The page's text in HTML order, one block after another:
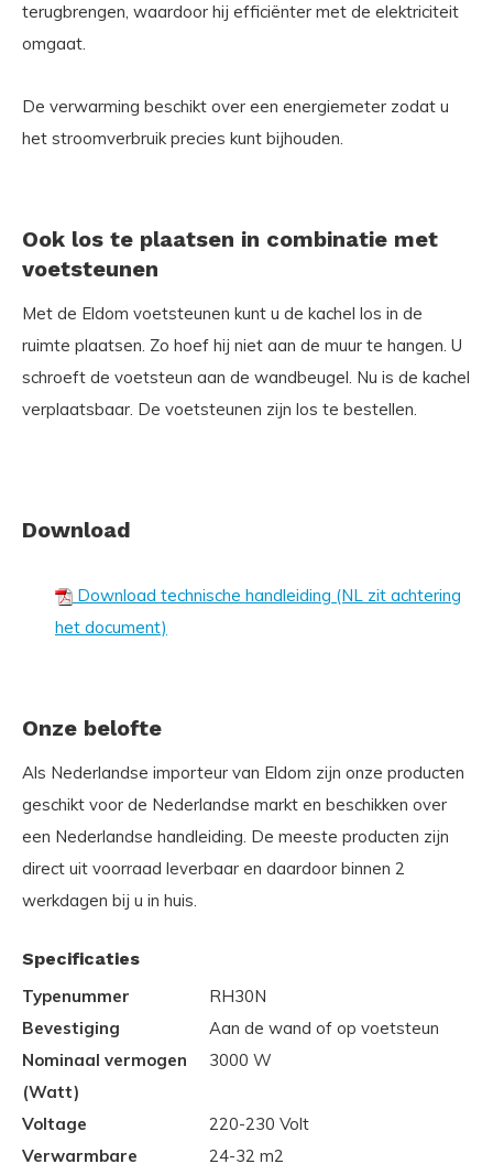
terugbrengen, waardoor hij efficiënter met de elektriciteit
omgaat.
De verwarming beschikt over een energiemeter zodat u
het stroomverbruik precies kunt bijhouden.
Ook los te plaatsen in combinatie met
voetsteunen
Met de Eldom voetsteunen kunt u de kachel los in de
ruimte plaatsen. Zo hoef hij niet aan de muur te hangen. U
schroeft de voetsteun aan de wandbeugel. Nu is de kachel
verplaatsbaar. De voetsteunen zijn los te bestellen.
Download
Download technische handleiding (NL zit achtering
het document)
Onze belofte
Als Nederlandse importeur van Eldom zijn onze producten
geschikt voor de Nederlandse markt en beschikken over
een Nederlandse handleiding. De meeste producten zijn
direct uit voorraad leverbaar en daardoor binnen 2
werkdagen bij u in huis.
Specificaties
Typenummer
RH30N
Bevestiging
Aan de wand of op voetsteun
Nominaal vermogen
(Watt)
3000 W
Voltage
220-230 Volt
Verwarmbare
24-32 m2